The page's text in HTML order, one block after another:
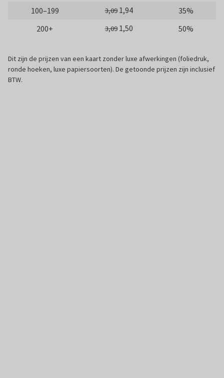
100–199
3,09 1,94
35%
200+
3,09 1,50 50%
Dit zijn de prijzen van een kaart zonder luxe afwerkingen (foliedruk,
ronde hoeken, luxe papiersoorten). De getoonde prijzen zijn inclusief
BTW.